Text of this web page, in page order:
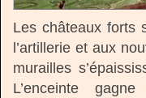
Les châteaux forts
l’artillerie et aux
murailles
L’enceinte